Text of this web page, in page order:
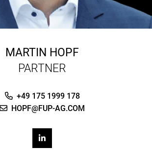
MARTIN HOPF
PARTNER
+49 175 1999 178
HOPF@FUP-AG.COM